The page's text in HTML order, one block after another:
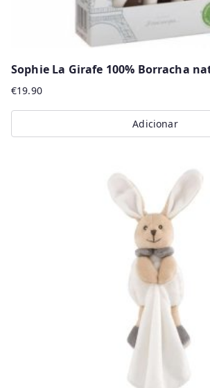
Sophie La Girafe 100% Borracha
€19.90
Adicionar